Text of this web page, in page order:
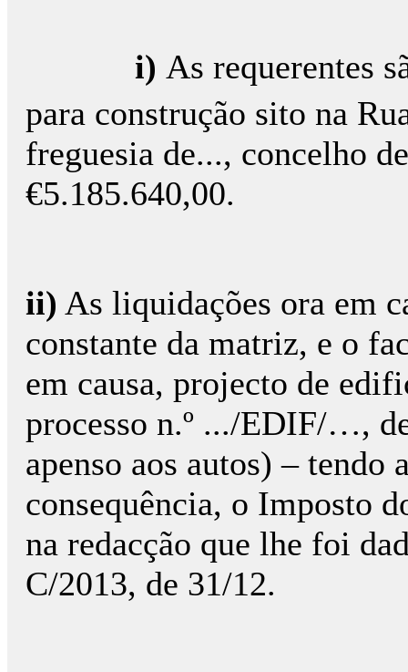
i) As requerentes
para construção sito na
freguesia de..., concelho
€5.185.640,00.
ii) As liquidações ora em
constante da matriz, e o
em causa, projecto de
processo n.º .../EDIF/…,
apenso aos autos) – tendo
consequência, o Imposto
na redacção que lhe foi
C/2013, de 31/12.